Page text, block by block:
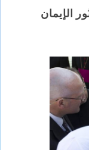
الإيمان